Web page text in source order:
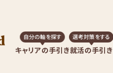
キャリアの手引き
自分の軸を探す
就活の手引き
選考対策をする